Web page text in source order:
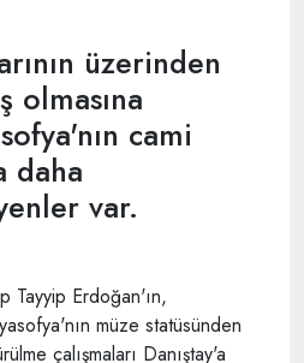
üzerinden
olmasına
cami
daha
var.
Tayyip Erdoğan'ın,
müze statüsünden
çalışmaları Danıştay'a